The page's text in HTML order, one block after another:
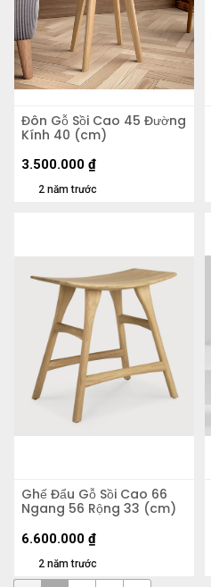
Đôn Gỗ Sồi Cao 45 Đường
Kính 40 (cm)
2 năm trước
3.500.000 ₫
Ghế Đẩu Gỗ Sồi Cao 66
Ngang 56 Rộng 33 (cm)
2 năm trước
6.600.000 ₫